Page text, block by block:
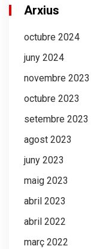
Arxius
octubre 2024
juny 2024
novembre 2023
octubre 2023
setembre 2023
agost 2023
juny 2023
maig 2023
abril 2023
abril 2022
març 2022